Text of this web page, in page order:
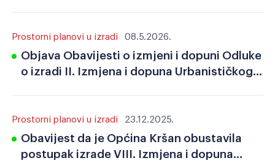
Razmak redova Veliki kursor
Resetiraj alate
Prostorni planovi u izradi 08.5.2026.
Objava Obavijesti o izmjeni i dopuni Odluke
o izradi II. Izmjena i dopuna Urbanističkog
Prostorni planovi u izradi 23.12.2025.
Obavijest da je Općina Kršan obustavila
postupak izrade VIII. Izmjena i dopuna